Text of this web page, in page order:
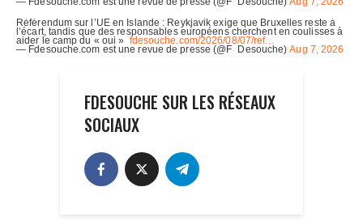
FDESOUCHE SUR LES RÉSEAUX
SOCIAUX